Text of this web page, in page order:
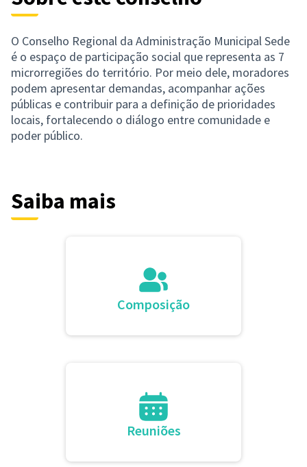
O Conselho Regional da Administração Municipal Sede
é o espaço de participação social que representa as 7
microrregiões do território. Por meio dele, moradores
podem apresentar demandas, acompanhar ações
públicas e contribuir para a definição de prioridades
locais, fortalecendo o diálogo entre comunidade e
poder público.
Saiba mais
Composição
Reuniões